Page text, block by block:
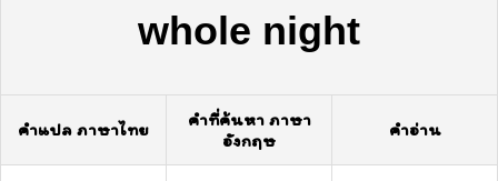
whole night
คำแปล ภาษาไทย
คำที่ค้นหา ภาษา
อังกฤษ
คำอ่าน